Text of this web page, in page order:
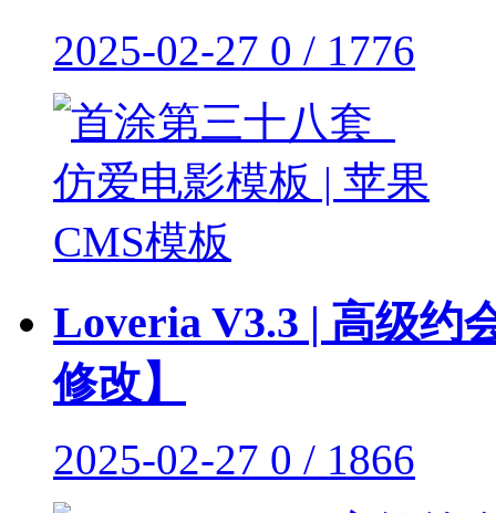
2025-02-27 0 / 1776
Loveria V3.3 | 高级约
修改】
2025-02-27 0 / 1866